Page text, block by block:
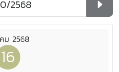
ม 2568
16